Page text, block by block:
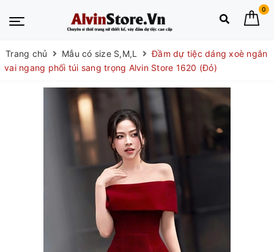
0
Trang chủ Mẫu có size S,M,L
Đầm dự tiệc dáng xoè ngắn
vai ngang phối túi sang trọng Alvin Store 1620 (Đỏ)